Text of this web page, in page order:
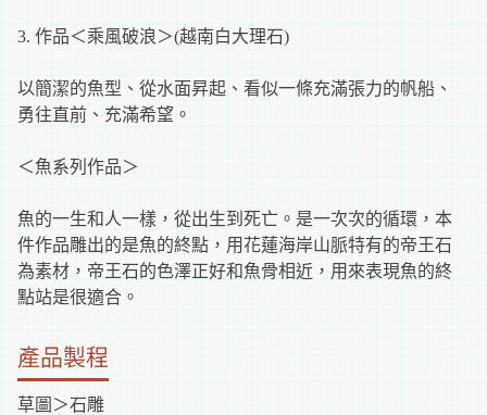
3. 作品＜乘風破浪＞(越南白大理石)
以簡潔的魚型、從水面昇起、看似一條充滿張力的帆船、
勇往直前、充滿希望。
＜魚系列作品＞
魚的一生和人一樣，從出生到死亡。是一次次的循環，本
件作品雕出的是魚的終點，用花蓮海岸山脈特有的帝王石
為素材，帝王石的色澤正好和魚骨相近，用來表現魚的終
點站是很適合。
產品製程
草圖＞石雕